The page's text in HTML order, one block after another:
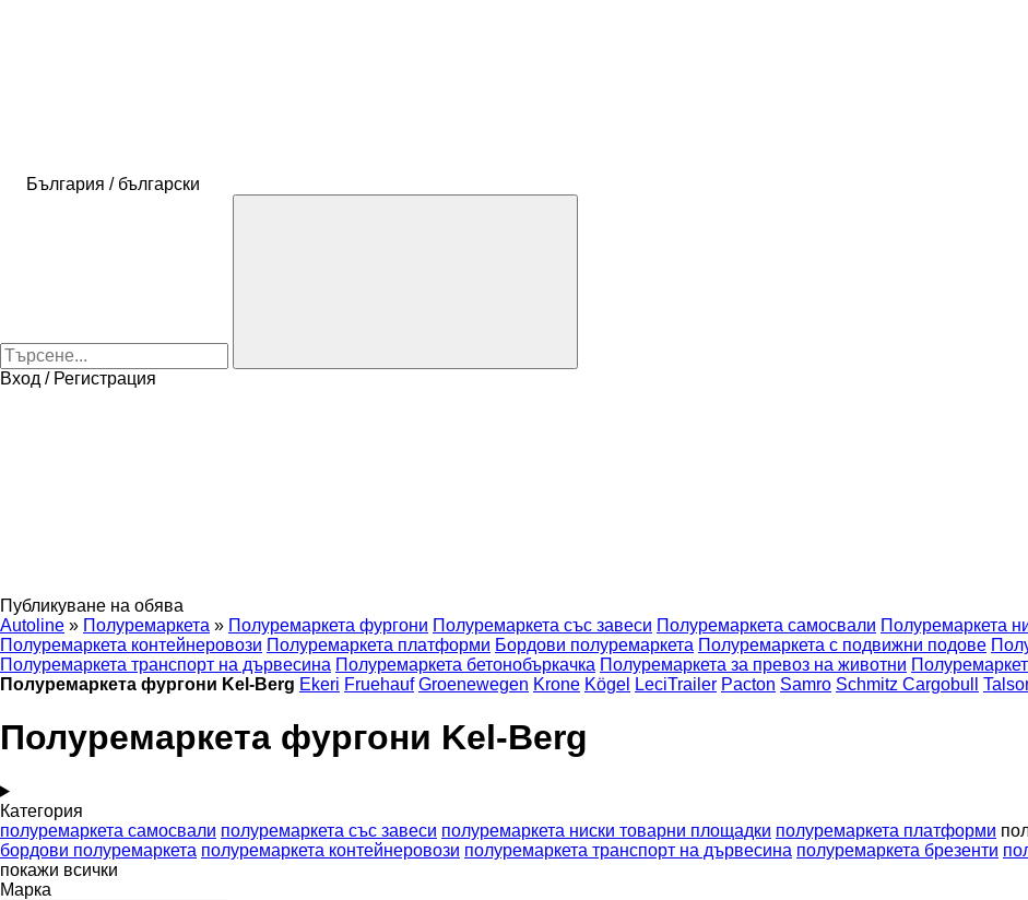
България / български
Вход / Регистрация
Публикуване на обява
Autoline » Полуремаркета » Полуремаркета фургони Полуремаркета със завеси Полуремаркета самосвали Полуремаркета
Полуремаркета контейнеровози Полуремаркета платформи Бордови полуремаркета Полуремаркета с подвижни подове
Полуремаркета транспорт на дървесина Полуремаркета бетонобъркачка Полуремаркета за превоз на животни
Полуремаркета фургони Kel-Berg Ekeri Fruehauf Groenewegen Krone Kögel LeciTrailer Pacton Samro Schmitz Cargobull
Полуремаркета фургони Kel-Berg
Категория
полуремаркета самосвали полуремаркета със завеси полуремаркета ниски товарни площадки полуремаркета платформи
бордови полуремаркета полуремаркета контейнеровози полуремаркета транспорт на дървесина полуремаркета брезенти
покажи всички
Марка